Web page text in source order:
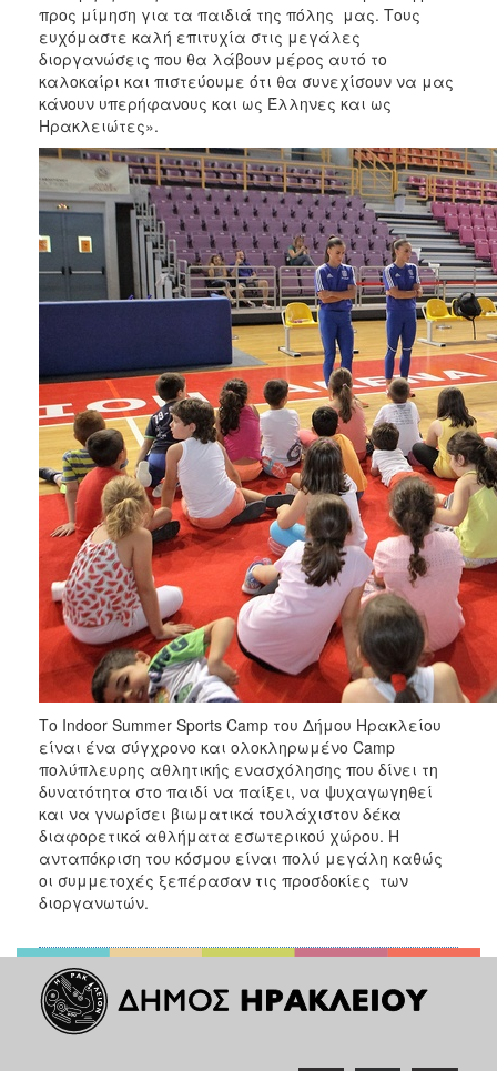
προς μίμηση για τα παιδιά της πόλης μας. Τους
ευχόμαστε καλή επιτυχία στις μεγάλες
διοργανώσεις που θα λάβουν μέρος αυτό το
καλοκαίρι και πιστεύουμε ότι θα συνεχίσουν να μας
κάνουν υπερήφανους και ως Έλληνες και ως
Ηρακλειώτες».
Το Indoor Summer Sports Camp του Δήμου Ηρακλείου
είναι ένα σύγχρονο και ολοκληρωμένο Camp
πολύπλευρης αθλητικής ενασχόλησης που δίνει τη
δυνατότητα στο παιδί να παίξει, να ψυχαγωγηθεί
και να γνωρίσει βιωματικά τουλάχιστον δέκα
διαφορετικά αθλήματα εσωτερικού χώρου. Η
ανταπόκριση του κόσμου είναι πολύ μεγάλη καθώς
οι συμμετοχές ξεπέρασαν τις προσδοκίες των
διοργανωτών.